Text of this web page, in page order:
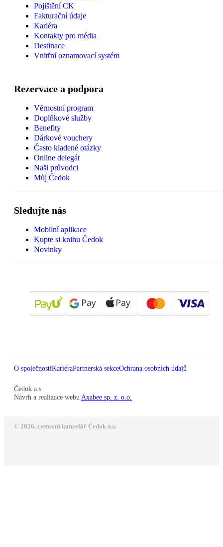
Pojištění CK
Fakturační údaje
Kariéra
Kontakty pro média
Destinace
Vnitřní oznamovací systém
Rezervace a podpora
Věrnostní program
Doplňkové služby
Benefity
Dárkové vouchery
Často kladené otázky
Online delegát
Naši průvodci
Můj Čedok
Sledujte nás
Mobilní aplikace
Kupte si knihu Čedok
Novinky
O společnostiKariéraPartnerská sekceOchrana osobních údajů
Čedok a.s
Návrh a realizace webu Axabee sp. z. o.o.
© 2026, cestovní kancelář Čedok a.s.